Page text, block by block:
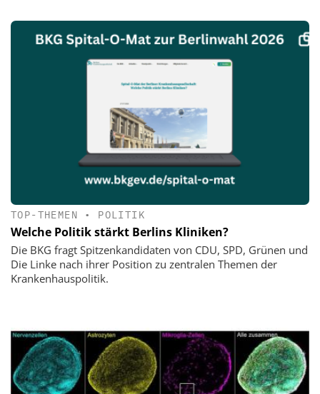
TOP-THEMEN • POLITIK
Welche Politik stärkt Berlins Kliniken?
Die BKG fragt Spitzenkandidaten von CDU, SPD, Grünen und
Die Linke nach ihrer Position zu zentralen Themen der
Krankenhauspolitik.